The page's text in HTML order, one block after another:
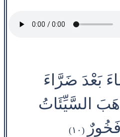
بَعْدَ ضَرَّاءَ
السَّيِّئَاتُ
(١٠)